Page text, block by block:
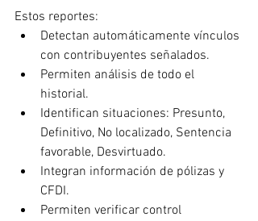
Estos reportes:
Detectan automáticamente vínculos
con contribuyentes señalados.
Permiten análisis de todo el
historial.
Identifican situaciones: Presunto,
Definitivo, No localizado, Sentencia
favorable, Desvirtuado.
Integran información de pólizas y
CFDI.
Permiten verificar control